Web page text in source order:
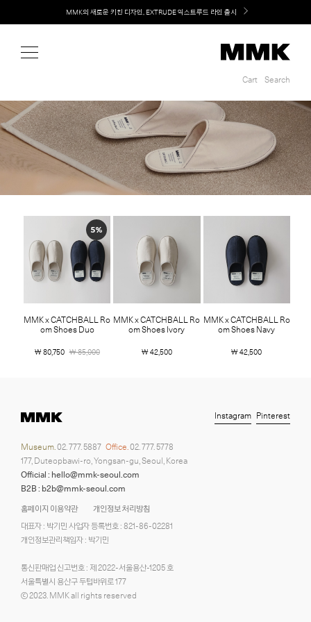
MMK의 새로운 키친 디자인, EXTRUDE 익스트루드 라인 출시
Cart Search
5%
MMK x CATCHBALL Ro
om Shoes Duo
￦ 80,750 ￦ 85,000
MMK x CATCHBALL Ro
om Shoes Ivory
￦ 42,500
MMK x CATCHBALL Ro
om Shoes Navy
￦ 42,500
홈페이지 이용약관
개인정보 처리방침
대표자 : 박기민 사업자 등록번호 : 821-86-02281
개인정보관리책임자 : 박기민
통신판매업 신고번호 : 제 2022-서울용산-1205 호
서울특별시 용산구 두텁바위로 177
ⓒ 2023. MMK all rights reserved
Museum. 02. 777. 5887 Office. 02. 777. 5778
177, Duteopbawi-ro, Yongsan-gu, Seoul, Korea
Official : hello@mmk-seoul.com
B2B : b2b@mmk-seoul.com
Instagram Pinterest